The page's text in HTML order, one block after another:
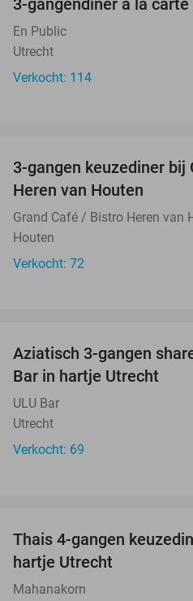
3-gangendiner à la carte
En Public
Utrecht
Verkocht: 114
3-gangen keuzediner bij
Heren van Houten
Grand Café / Bistro Heren van
Houten
Verkocht: 72
Aziatisch 3-gangen
Bar in hartje Utrecht
ULU Bar
Utrecht
Verkocht: 69
Thais 4-gangen
hartje Utrecht
Mahanakorn